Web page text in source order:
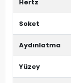
Hertz
Soket
Aydınlatma
Yüzey